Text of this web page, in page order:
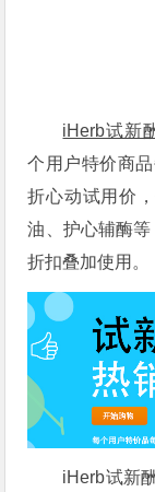
iHerb试新
个用户特价商
折心动试用价
油、护心辅酶
折扣叠加使用。
iHerb试新